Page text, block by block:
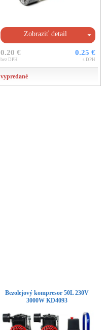
Zobraziť detail
0.20 €
bez DPH
0.25 €
s DPH
vypredané
Bezolejový kompresor 50L 230V
3000W KD4093